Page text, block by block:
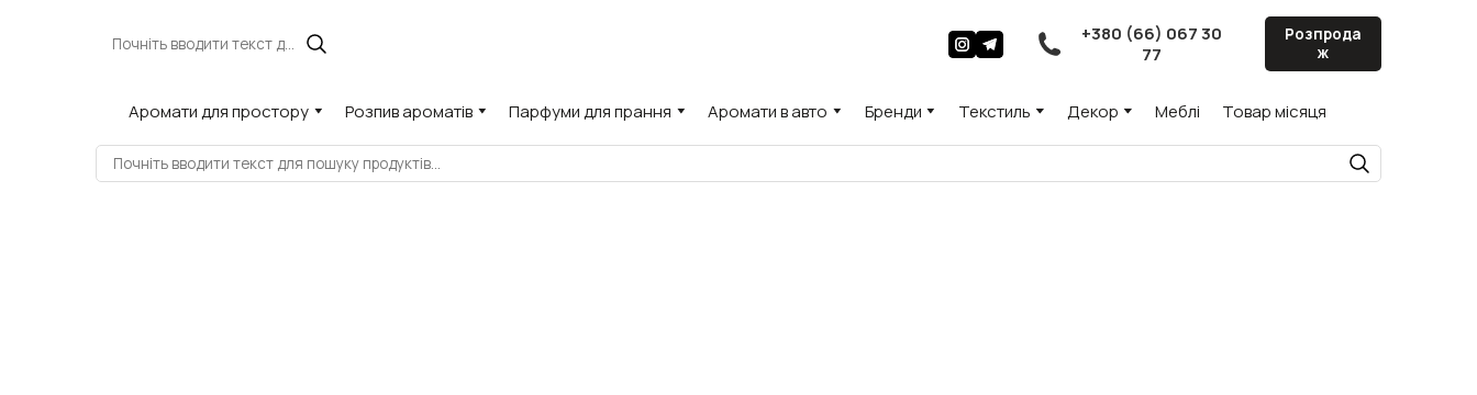
+380 (66) 067 30
77
Розпрода
ж
Аромати для простору Розпив ароматів Парфуми для прання Аромати в авто Бренди Текстиль Декор Меблі Товар місяця